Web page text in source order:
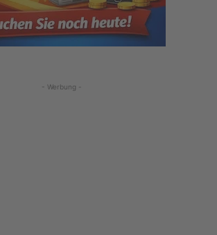
- Werbung -